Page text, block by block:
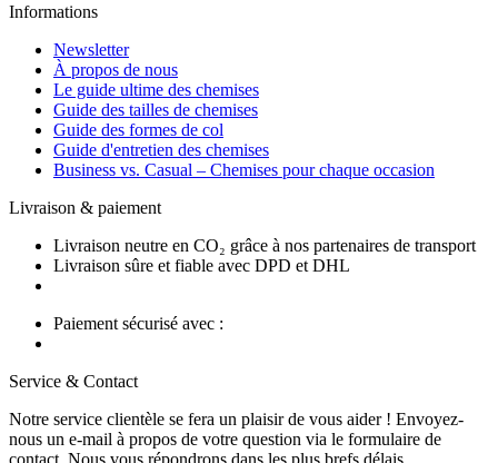
Informations
Newsletter
À propos de nous
Le guide ultime des chemises
Guide des tailles de chemises
Guide des formes de col
Guide d'entretien des chemises
Business vs. Casual – Chemises pour chaque occasion
Livraison & paiement
Livraison neutre en CO₂ grâce à nos partenaires de transport
Livraison sûre et fiable avec DPD et DHL
Paiement sécurisé avec :
Service & Contact
Notre service clientèle se fera un plaisir de vous aider ! Envoyez-
nous un e-mail à propos de votre question via le formulaire de
contact. Nous vous répondrons dans les plus brefs délais.